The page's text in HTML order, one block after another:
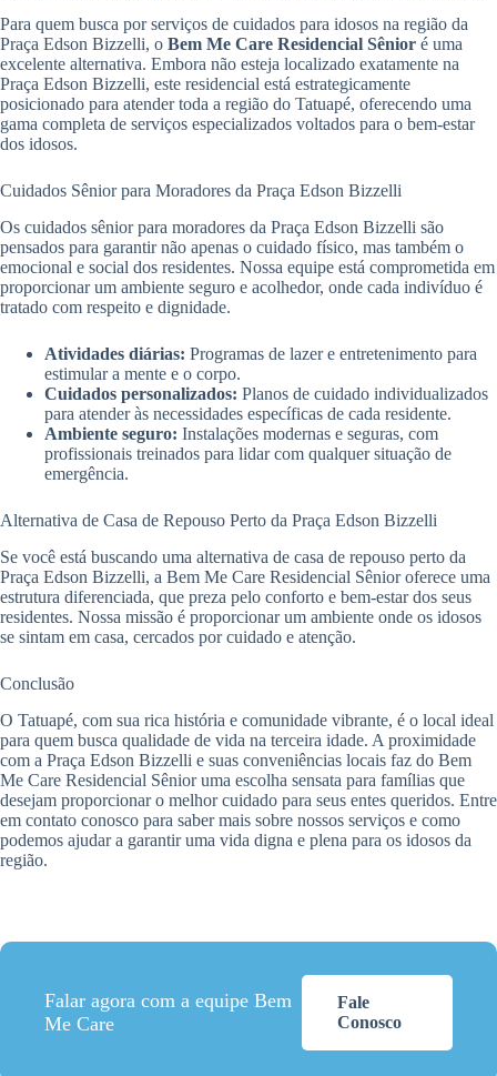
Para quem busca por serviços de cuidados para idosos na região da
Praça Edson Bizzelli, o Bem Me Care Residencial Sênior é uma
excelente alternativa. Embora não esteja localizado exatamente na
Praça Edson Bizzelli, este residencial está estrategicamente
posicionado para atender toda a região do Tatuapé, oferecendo uma
gama completa de serviços especializados voltados para o bem-estar
dos idosos.
Cuidados Sênior para Moradores da Praça Edson Bizzelli
Os cuidados sênior para moradores da Praça Edson Bizzelli são
pensados para garantir não apenas o cuidado físico, mas também o
emocional e social dos residentes. Nossa equipe está comprometida em
proporcionar um ambiente seguro e acolhedor, onde cada indivíduo é
tratado com respeito e dignidade.
Atividades diárias: Programas de lazer e entretenimento para
estimular a mente e o corpo.
Cuidados personalizados: Planos de cuidado individualizados
para atender às necessidades específicas de cada residente.
Ambiente seguro: Instalações modernas e seguras, com
profissionais treinados para lidar com qualquer situação de
emergência.
Alternativa de Casa de Repouso Perto da Praça Edson Bizzelli
Se você está buscando uma alternativa de casa de repouso perto da
Praça Edson Bizzelli, a Bem Me Care Residencial Sênior oferece uma
estrutura diferenciada, que preza pelo conforto e bem-estar dos seus
residentes. Nossa missão é proporcionar um ambiente onde os idosos
se sintam em casa, cercados por cuidado e atenção.
Conclusão
O Tatuapé, com sua rica história e comunidade vibrante, é o local ideal
para quem busca qualidade de vida na terceira idade. A proximidade
com a Praça Edson Bizzelli e suas conveniências locais faz do Bem
Me Care Residencial Sênior uma escolha sensata para famílias que
desejam proporcionar o melhor cuidado para seus entes queridos. Entre
em contato conosco para saber mais sobre nossos serviços e como
podemos ajudar a garantir uma vida digna e plena para os idosos da
região.
Falar agora com a equipe Bem
Me Care
Fale
Conosco